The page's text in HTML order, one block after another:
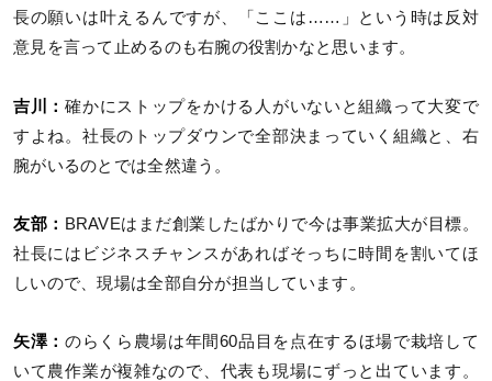
長の願いは叶えるんですが、「ここは……」という時は反対
意見を言って止めるのも右腕の役割かなと思います。
吉川：確かにストップをかける人がいないと組織って大変で
すよね。社長のトップダウンで全部決まっていく組織と、右
腕がいるのとでは全然違う。
友部： BRAVEはまだ創業したばかりで今は事業拡大が目標。
社長にはビジネスチャンスがあればそっちに時間を割いてほ
しいので、現場は全部自分が担当しています。
矢澤：のらくら農場は年間60品目を点在するほ場で栽培して
いて農作業が複雑なので、代表も現場にずっと出ています。